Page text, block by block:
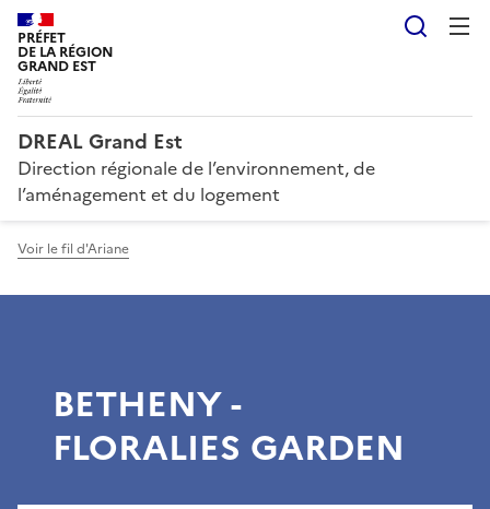
PRÉFET
DE LA RÉGION
GRAND EST
DREAL Grand Est
Direction régionale de l’environnement, de
l’aménagement et du logement
Voir le fil d'Ariane
BETHENY -
FLORALIES GARDEN